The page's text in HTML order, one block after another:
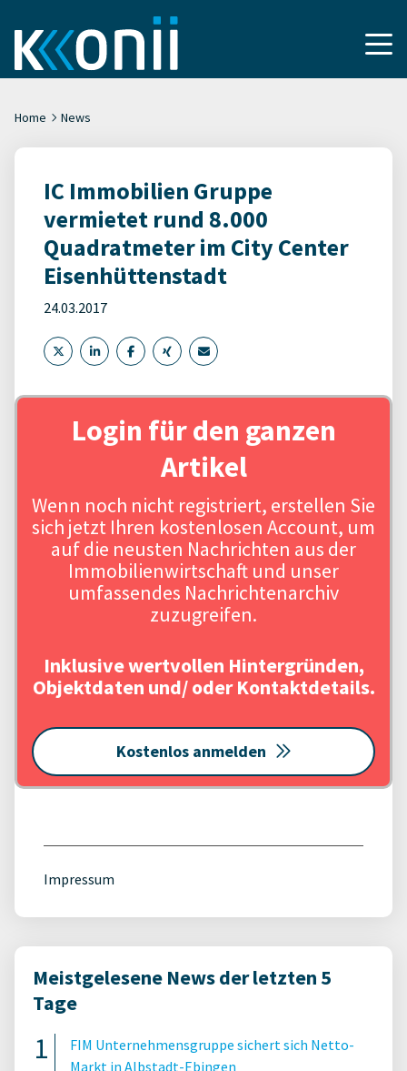
Home News
IC Immobilien Gruppe
vermietet rund 8.000
Quadratmeter im City Center
Eisenhüttenstadt
24.03.2017
Login für den ganzen
Artikel
Wenn noch nicht registriert, erstellen Sie
sich jetzt Ihren kostenlosen Account, um
auf die neusten Nachrichten aus der
Immobilienwirtschaft und unser
umfassendes Nachrichtenarchiv
zuzugreifen.
Inklusive wertvollen Hintergründen,
Objektdaten und/ oder Kontaktdetails.
Kostenlos anmelden
Impressum
Meistgelesene News der letzten 5
Tage
FIM Unternehmensgruppe sichert sich Netto-
Markt in Albstadt-Ebingen